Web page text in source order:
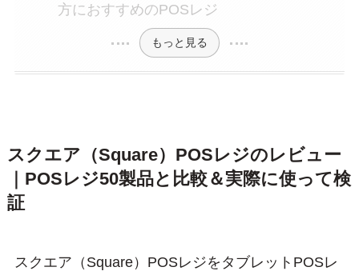
方におすすめのPOSレジ
もっと見る
スクエア（Square）POSレジのレビュー
｜POSレジ50製品と比較＆実際に使って検
証
スクエア（Square）POSレジをタブレットPOSレ